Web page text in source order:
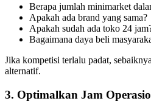
Berapa jumlah minimarket
Apakah ada brand yang sama?
Apakah sudah ada toko 24
Bagaimana daya beli
Jika kompetisi terlalu padat,
alternatif.
3. Optimalkan Jam